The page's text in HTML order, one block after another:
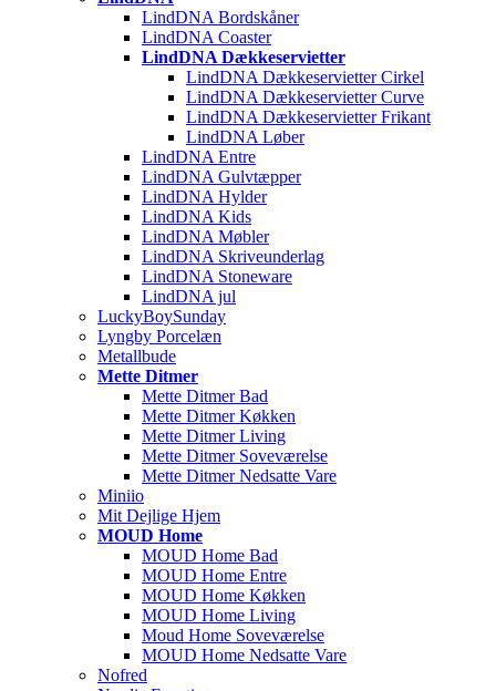
LindDNA Bordskåner
LindDNA Coaster
LindDNA Dækkeservietter
LindDNA Dækkeservietter Cirkel
LindDNA Dækkeservietter Curve
LindDNA Dækkeservietter Frikant
LindDNA Løber
LindDNA Entre
LindDNA Gulvtæpper
LindDNA Hylder
LindDNA Kids
LindDNA Møbler
LindDNA Skriveunderlag
LindDNA Stoneware
LindDNA jul
LuckyBoySunday
Lyngby Porcelæn
Metallbude
Mette Ditmer
Mette Ditmer Bad
Mette Ditmer Køkken
Mette Ditmer Living
Mette Ditmer Soveværelse
Mette Ditmer Nedsatte Vare
Miniio
Mit Dejlige Hjem
MOUD Home
MOUD Home Bad
MOUD Home Entre
MOUD Home Køkken
MOUD Home Living
Moud Home Soveværelse
MOUD Home Nedsatte Vare
Nofred